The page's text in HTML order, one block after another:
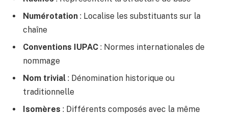
Numérotation : Localise les substituants sur la
chaîne
Conventions IUPAC : Normes internationales de
nommage
Nom trivial : Dénomination historique ou
traditionnelle
Isomères : Différents composés avec la même